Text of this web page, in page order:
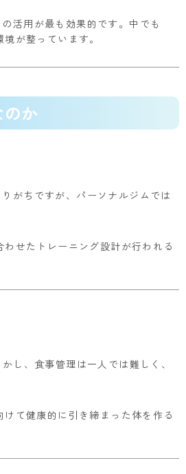
活用が最も効果的です。 中でも
が整っています。
か
がちですが、パーソナルジムでは
せたトレーニング設計が行われる
かし、食事管理は一人では難しく、
けて健康的に引き締まった体を作る